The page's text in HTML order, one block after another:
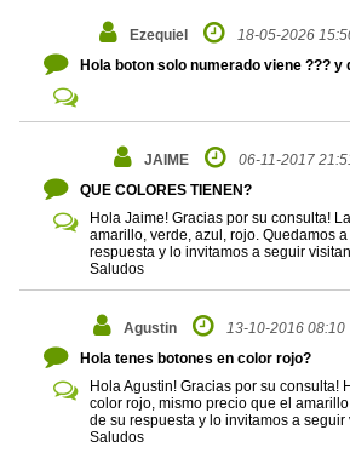
Ezequiel 18-05-2026
Hola boton solo numerado viene ??? y
JAIME 06-11-2017
QUE COLORES TIENEN?
Hola Jaime! Gracias por su consulta!
amarillo, verde, azul, rojo. Quedamos
respuesta y lo invitamos a seguir
Saludos
Agustin 13-10-2016 08:10
Hola tenes botones en color rojo?
Hola Agustin! Gracias por su consulta!
color rojo, mismo precio que el
de su respuesta y lo invitamos a seguir
Saludos